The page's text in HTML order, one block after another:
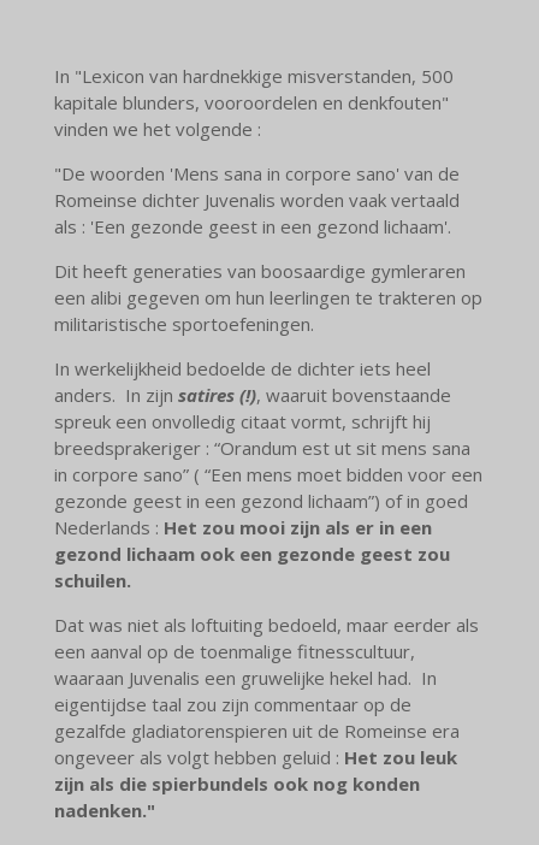
In "Lexicon van hardnekkige misverstanden, 500
kapitale blunders, vooroordelen en denkfouten"
vinden we het volgende :
"De woorden 'Mens sana in corpore sano' van de
Romeinse dichter Juvenalis worden vaak vertaald
als : 'Een gezonde geest in een gezond lichaam'.
Dit heeft generaties van boosaardige gymleraren
een alibi gegeven om hun leerlingen te trakteren op
militaristische sportoefeningen.
In werkelijkheid bedoelde de dichter iets heel
anders. In zijn satires (!), waaruit bovenstaande
spreuk een onvolledig citaat vormt, schrijft hij
breedsprakeriger : “Orandum est ut sit mens sana
in corpore sano” ( “Een mens moet bidden voor een
gezonde geest in een gezond lichaam”) of in goed
Nederlands : Het zou mooi zijn als er in een
gezond lichaam ook een gezonde geest zou
schuilen.
Dat was niet als loftuiting bedoeld, maar eerder als
een aanval op de toenmalige fitnesscultuur,
waaraan Juvenalis een gruwelijke hekel had. In
eigentijdse taal zou zijn commentaar op de
gezalfde gladiatorenspieren uit de Romeinse era
ongeveer als volgt hebben geluid : Het zou leuk
zijn als die spierbundels ook nog konden
nadenken."